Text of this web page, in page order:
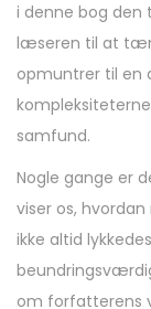
2
5
i denne bog den
læseren til at
opmuntrer til
samfund.
Nogle gange er
viser os,
ikke altid
om forfatterens